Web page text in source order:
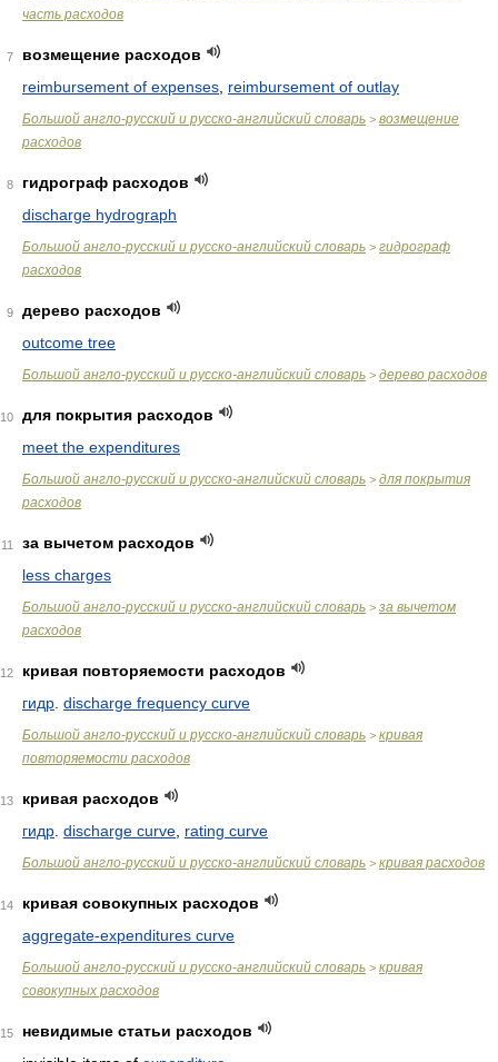
часть расходов
7
возмещение расходов
reimbursement of expenses reimbursement of outlay
Большой англо-русский и русско-английский словарь > возмещение
расходов
8
гидрограф расходов
discharge hydrograph
Большой англо-русский и русско-английский словарь > гидрограф
расходов
9
дерево расходов
outcome tree
Большой англо-русский и русско-английский словарь > дерево расходов
10
для покрытия расходов
meet the expenditures
Большой англо-русский и русско-английский словарь > для покрытия
расходов
11
за вычетом расходов
less charges
Большой англо-русский и русско-английский словарь > за вычетом
расходов
12
кривая повторяемости расходов
гидр discharge frequency curve
Большой англо-русский и русско-английский словарь > кривая
повторяемости расходов
13
кривая расходов
гидр discharge curve rating curve
Большой англо-русский и русско-английский словарь > кривая расходов
14
кривая совокупных расходов
aggregate-expenditures curve
Большой англо-русский и русско-английский словарь > кривая
совокупных расходов
15
невидимые статьи расходов